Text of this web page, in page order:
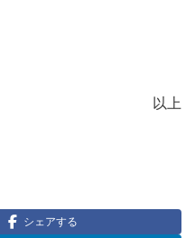
以上
シェアする